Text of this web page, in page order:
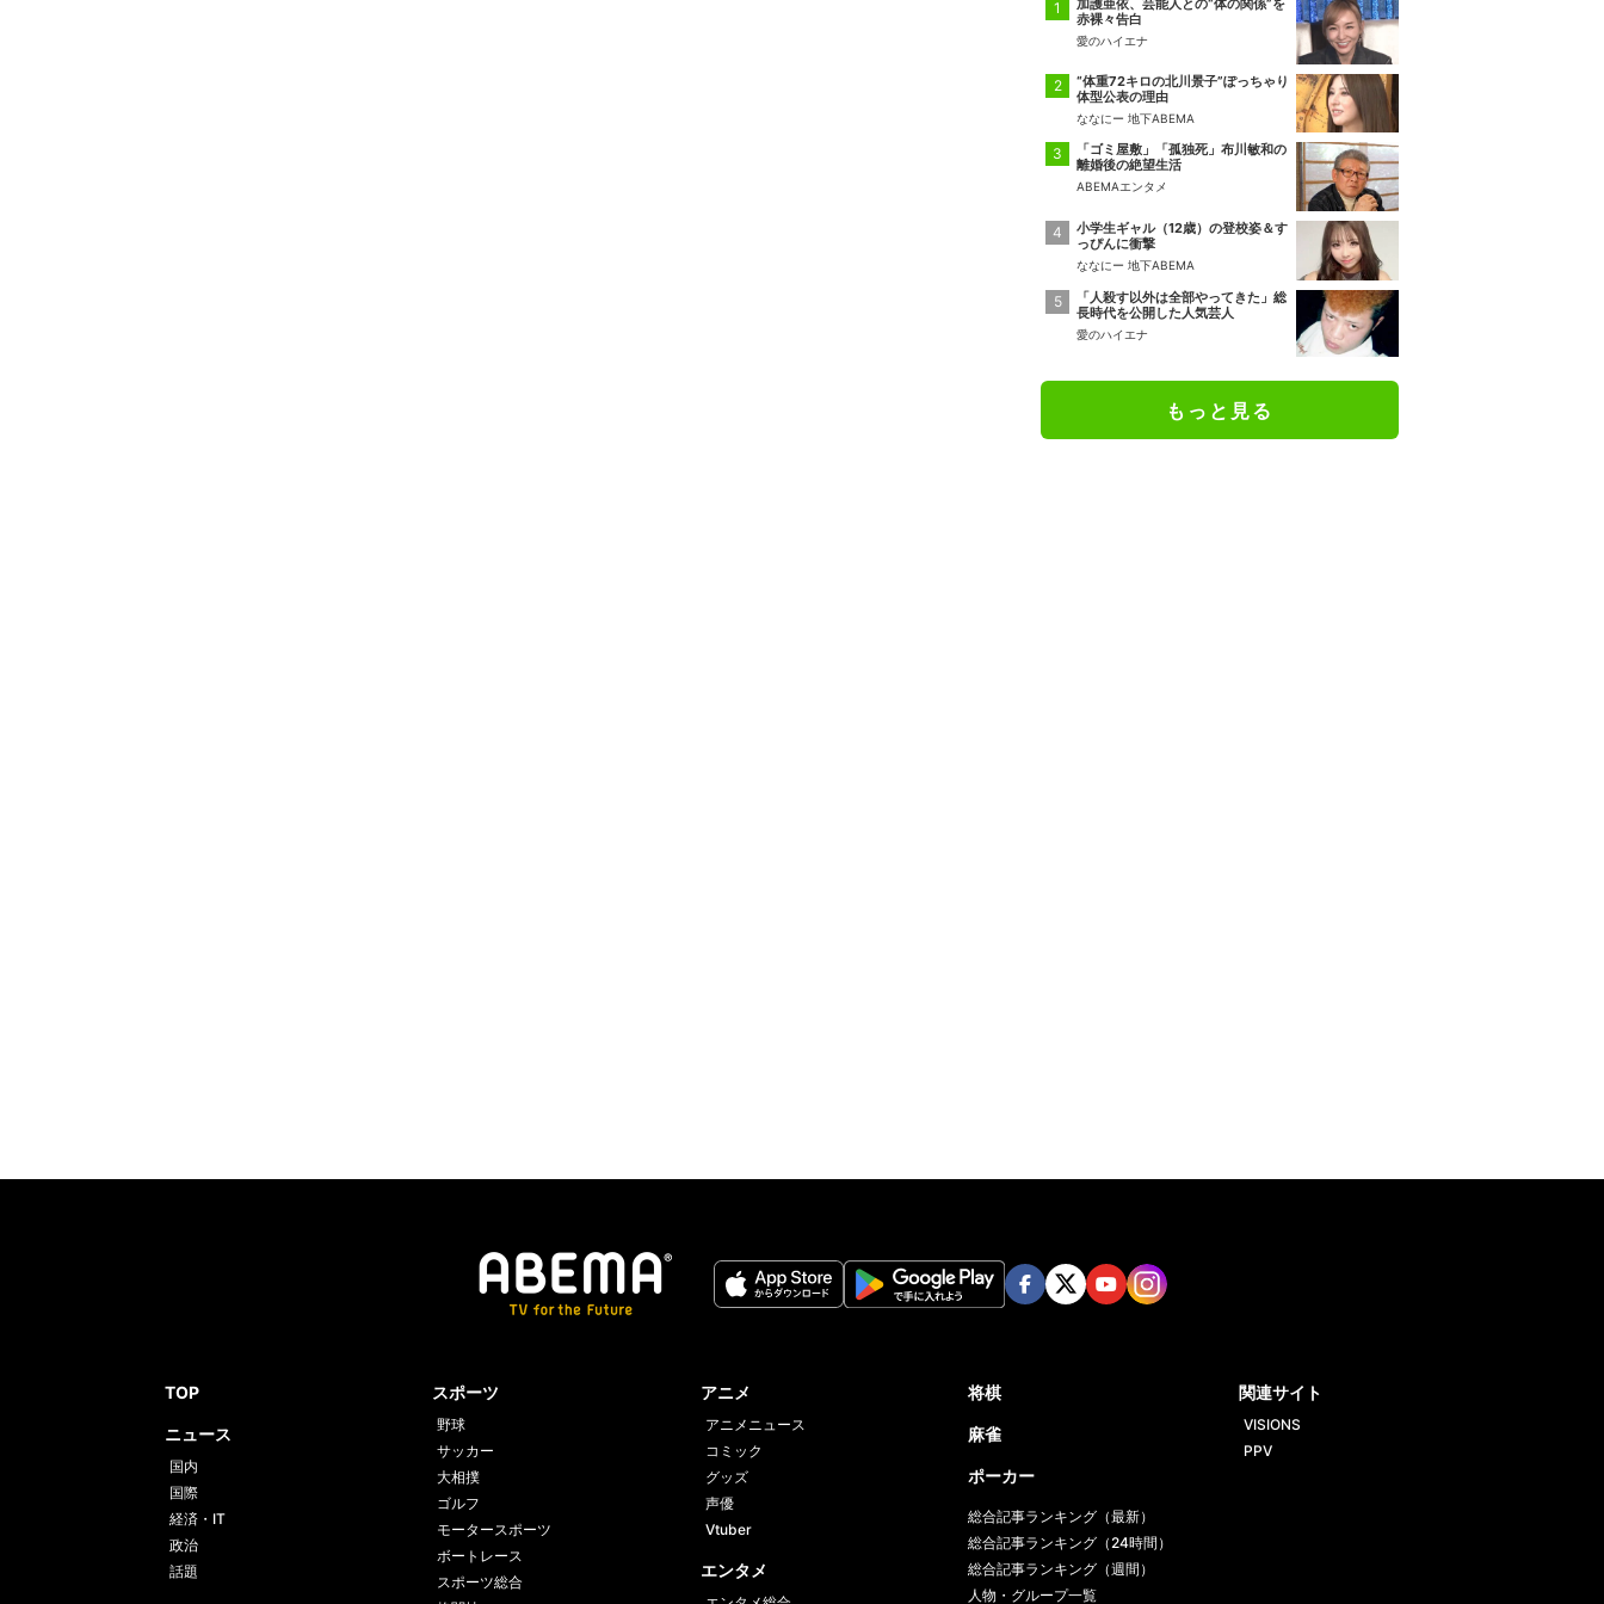
加護亜依、芸能人との“体の関係”を
赤裸々告白
愛のハイエナ
“体重72キロの北川景子”ぽっちゃり
体型公表の理由
ななにー 地下ABEMA
「ゴミ屋敷」「孤独死」布川敏和の
離婚後の絶望生活
ABEMAエンタメ
小学生ギャル（12歳）の登校姿＆す
っぴんに衝撃
ななにー 地下ABEMA
「人殺す以外は全部やってきた」総
長時代を公開した人気芸人
愛のハイエナ
もっと見る
TOP
ニュース
国内
国際
経済・IT
政治
話題
スポーツ
野球
サッカー
大相撲
ゴルフ
モータースポーツ
ボートレース
スポーツ総合
アニメ
アニメニュース
コミック
グッズ
声優
Vtuber
エンタメ
将棋
麻雀
ポーカー
総合記事ランキング（最新）
総合記事ランキング（24時間）
総合記事ランキング（週間）
人物・グループ一覧
関連サイト
VISIONS
PPV